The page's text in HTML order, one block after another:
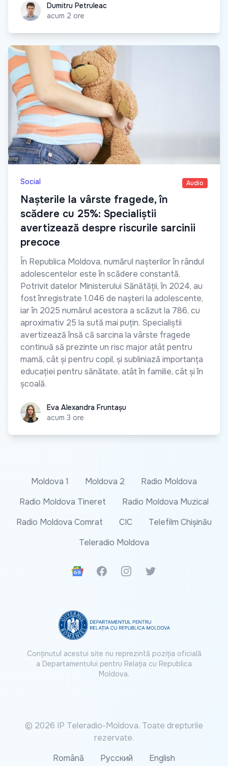
Dumitru Petruleac
Dumitru Petruleac
acum 2 ore
Social Audio
Nașterile la vârste fragede, în
scădere cu 25%: Specialiștii
avertizează despre riscurile sarcinii
precoce
În Republica Moldova, numărul nașterilor în rândul
adolescentelor este în scădere constantă.
Potrivit datelor Ministerului Sănătății, în 2024, au
fost înregistrate 1.046 de nașteri la adolescente,
iar în 2025 numărul acestora a scăzut la 786, cu
aproximativ 25 la sută mai puțin. Specialiștii
avertizează însă că sarcina la vârste fragede
continuă să prezinte un risc major atât pentru
mamă, cât și pentru copil, și subliniază importanța
educației pentru sănătate, atât în familie, cât și în
școală.
Eva Alexandra Fruntașu
Eva Alexandra Fruntașu
acum 3 ore
Moldova 1 Moldova 2
Radio Moldova
Radio Moldova Tineret
Radio Moldova Muzical
Radio Moldova Comrat
CIC
Telefilm Chișinău
Teleradio Moldova
Google News
FacebookInstagramTwitter
Conținutul acestui site nu reprezintă poziția oficială
a Departamentului pentru Relația cu Republica
Moldova.
© 2026 IP Teleradio-Moldova. Toate drepturile
rezervate.
Română
Русский English